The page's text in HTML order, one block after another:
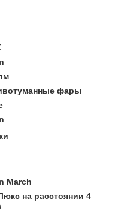
фары
March
на расстоянии 4